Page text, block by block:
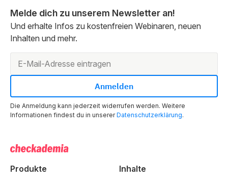
Melde dich zu unserem Newsletter an!
Und erhalte Infos zu kostenfreien Webinaren, neuen
Inhalten und mehr.
Die Anmeldung kann jederzeit widerrufen werden. Weitere
Informationen findest du in unsererDatenschutzerklärung.
Produkte Inhalte